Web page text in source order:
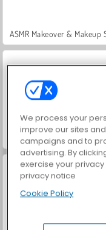
ASMR Makeover & Makeup
Farm Merge Valley
We process your
improve our sites
campaigns and to
advertising. By
exercise your
privacy notice
Cookie Policy